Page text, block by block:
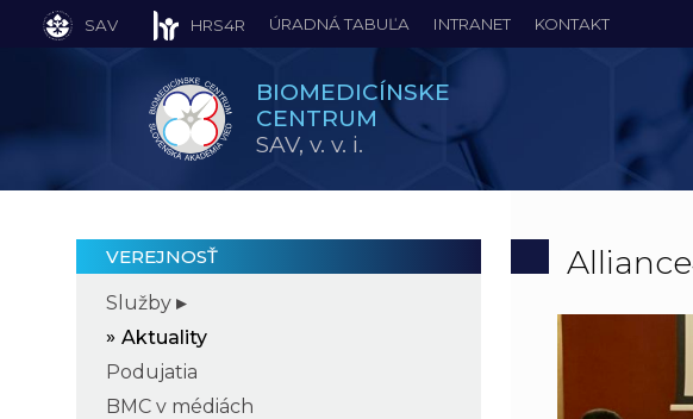
BIOMEDICÍNSKE
CENTRUM
SAV, v. v. i.
SAV HRS4R ÚRADNÁ TABUĽA INTRANET KONTAKT
VEREJNOSŤ
Služby
Aktuality
Podujatia
BMC v médiách